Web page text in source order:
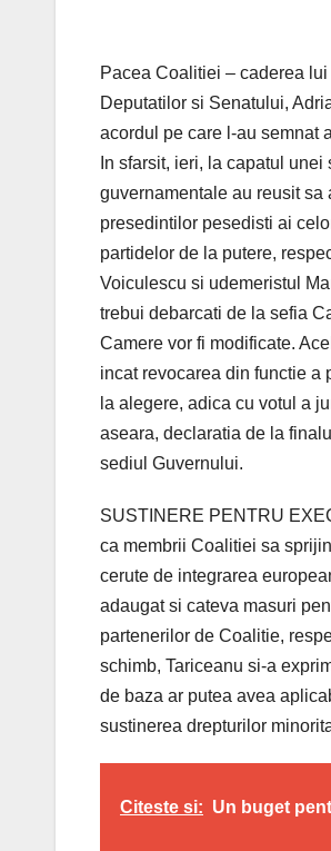
Pacea Coalitiei – caderea
Deputatilor si Senatului,
acordul pe care l-au semnat
In sfarsit, ieri, la capatul
guvernamentale au reusit
presedintilor pesedisti ai
partidelor de la putere,
Voiculescu si udemeristul
trebui debarcati de la sefia
Camere vor fi modificate.
incat revocarea din functie
la alegere, adica cu votul a
aseara, declaratia de la
sediul Guvernului.
SUSTINERE PENTRU
ca membrii Coalitiei sa
cerute de integrarea
adaugat si cateva masuri
partenerilor de Coalitie,
schimb, Tariceanu si-a
de baza ar putea avea
sustinerea drepturilor
Citeste si: Un buget